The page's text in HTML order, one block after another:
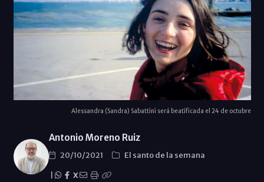
Alessandra (Sandra) Sabattini será beatificada el 24 de octubre
Antonio Moreno Ruiz
20/10/2021
El santo de la semana
X